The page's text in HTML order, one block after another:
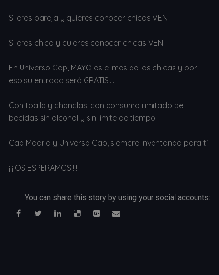
Si eres pareja y quieres conocer chicas VEN
Si eres chico y quieres conocer chicas VEN
En Universo Cap, MAYO es el mes de las chicas y por
eso su entrada será GRATIS…..
Con toalla y chanclas, con consumo ilimitado de
bebidas sin alcohol y sin límite de tiempo
Cap Madrid y Universo Cap, siempre inventando para tí
¡¡¡¡OS ESPERAMOS!!!!
You can share this story by using your social accounts: